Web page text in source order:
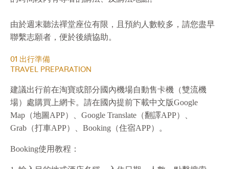
由於週末聽法禪堂座位有限，且預約⼈數較多，請您盡早
聯繫志願者，便於後續協助。
01 出行準備
TRAVEL PREPARATION
建議出行前在淘寶或部分國內機場自動售卡機（雙流機
場）處購買上網卡。請在國內提前下載中文版Google
Map（地圖APP）、Google Translate（翻譯APP）、
Grab（打車APP）、Booking（住宿APP）。
Booking使用教程：